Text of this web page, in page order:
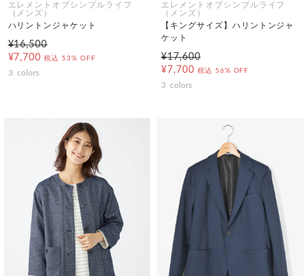
エレメントオブシンプルライフ
（メンズ）
ハリントンジャケット
¥16,500
¥7,700 税込 53% OFF
3 colors
エレメントオブシンプルライフ
（メンズ）
【キングサイズ】ハリントンジャ
ケット
¥17,600
¥7,700 税込 56% OFF
3 colors